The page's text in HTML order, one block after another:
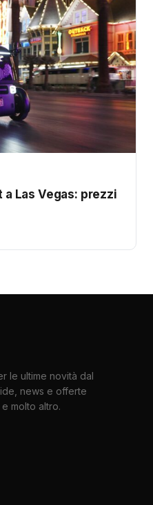
Las Vegas: prezzi
le ultime novità dal
news e offerte
molto altro.